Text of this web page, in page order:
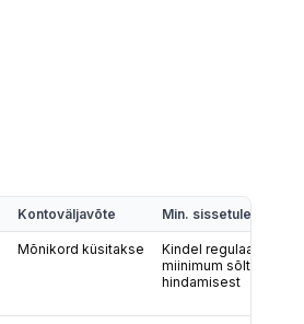
Kontoväljavõte Min. sissetulek
Mõnikord küsitakse
Kindel regulaarne
miinimum sõltub
hindamisest